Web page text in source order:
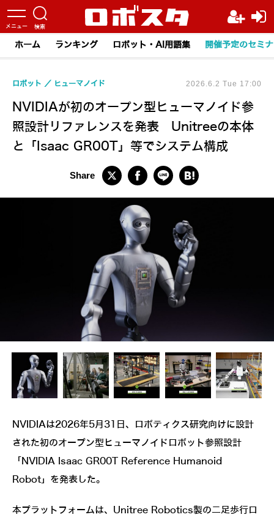
ホーム ランキング ロボット・AI用語集 開催予定のセミ
NVIDIAが初のオープン型ヒューマノイド参
照設計リファレンスを発表 Unitreeの本体
と「Isaac GR00T」等でシステム構成
ロボット ヒューマノイド 2026.6.2 Tue 17:00
NVIDIAは2026年5月31日、ロボティクス研究向けに設計
された初のオープン型ヒューマノイドロボット参照設計
「NVIDIA Isaac GR00T Reference Humanoid
Robot」を発表した。
本プラットフォームは、Unitree Robotics製の二足歩行ロ